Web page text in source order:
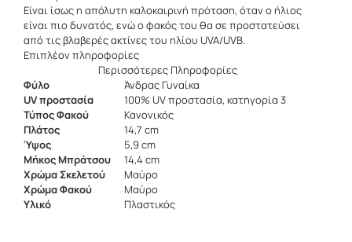
Είναι ίσως η απόλυτη καλοκαιρινή πρόταση, όταν ο ήλιος
είναι πιο δυνατός, ενώ ο φακός του θα σε προστατεύσει
από τις βλαβερές ακτίνες του ηλίου UVA/UVB.
Επιπλέον πληροφορίες
Περισσότερες Πληροφορίες
Φύλο
Άνδρας Γυναίκα
UV προστασία
100% UV προστασία, κατηγορία 3
Τύπος Φακού
Κανονικός
Πλάτος
14,7 cm
Ύψος
5,9 cm
Μήκος Μπράτσου
14,4 cm
Χρώμα Σκελετού
Μαύρο
Χρώμα Φακού
Μαύρο
Υλικό
Πλαστικός